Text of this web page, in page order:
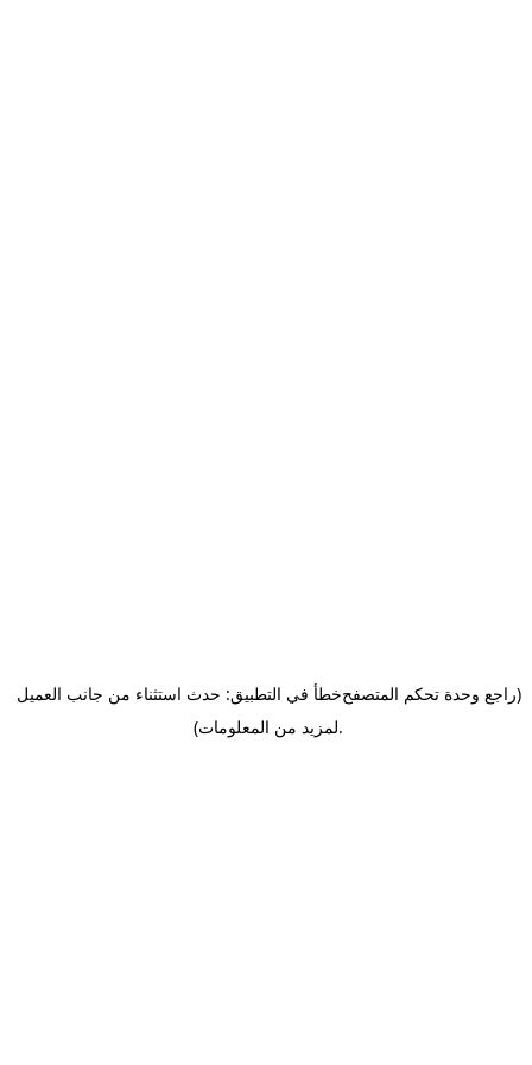
خطأ في التطبيق: حدث استثناء من جانب العميل(راجع وحدة تحكم المتصفح
لمزيد من المعلومات).